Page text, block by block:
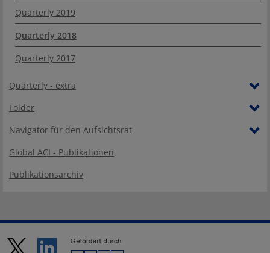
Quarterly 2019
Quarterly 2018
Quarterly 2017
Quarterly - extra
Folder
Navigator für den Aufsichtsrat
Global ACI - Publikationen
Publikationsarchiv